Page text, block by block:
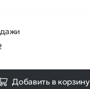
Добавить в корзину